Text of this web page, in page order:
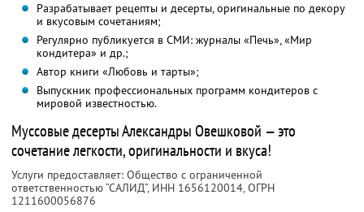
Разрабатывает рецепты и десерты, оригинальные по декору
и вкусовым сочетаниям;
Регулярно публикуется в СМИ: журналы «Печь», «Мир
кондитера» и др.;
Автор книги «Любовь и тарты»;
Выпускник профессиональных программ кондитеров с
мировой известностью.
Муссовые десерты Александры Овешковой — это
сочетание легкости, оригинальности и вкуса!
Услуги предоставляет: Общество с ограниченной
ответственностью “САЛИД”, ИНН 1656120014, ОГРН
1211600056876